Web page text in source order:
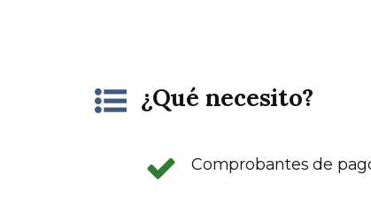
¿Qué necesito?
Comprobantes de